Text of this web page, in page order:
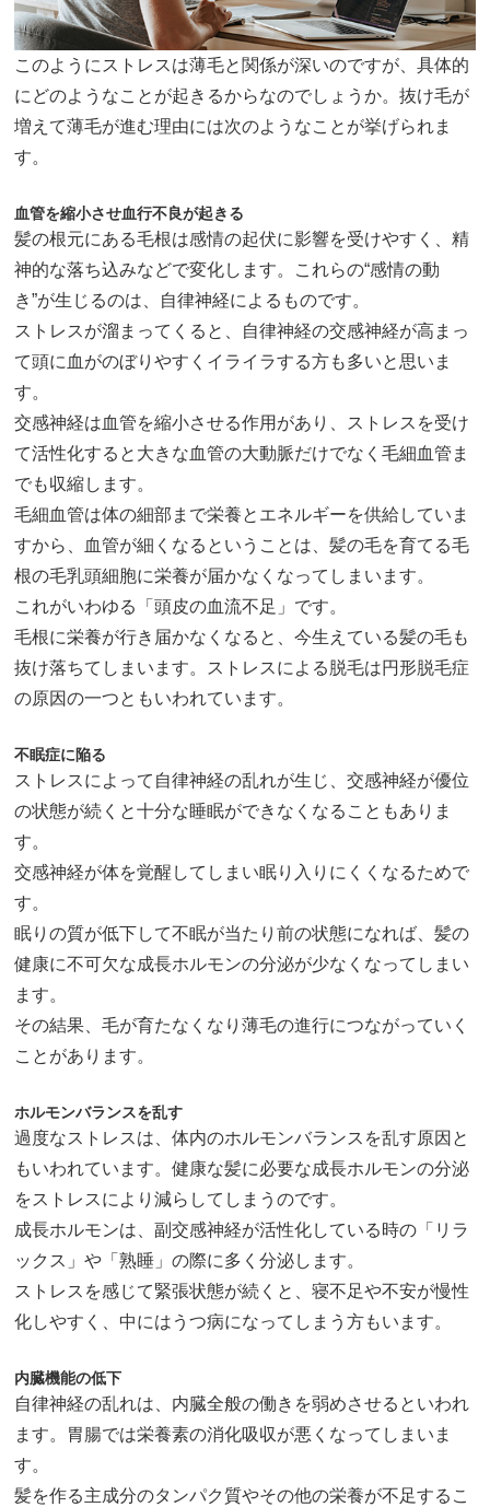
このようにストレスは薄毛と関係が深いのですが、具体的
にどのようなことが起きるからなのでしょうか。抜け毛が
増えて薄毛が進む理由には次のようなことが挙げられま
す。
血管を縮小させ血行不良が起きる
髪の根元にある毛根は感情の起伏に影響を受けやすく、精
神的な落ち込みなどで変化します。これらの“感情の動
き”が生じるのは、自律神経によるものです。
ストレスが溜まってくると、自律神経の交感神経が高まっ
て頭に血がのぼりやすくイライラする方も多いと思いま
す。
交感神経は血管を縮小させる作用があり、ストレスを受け
て活性化すると大きな血管の大動脈だけでなく毛細血管ま
でも収縮します。
毛細血管は体の細部まで栄養とエネルギーを供給していま
すから、血管が細くなるということは、髪の毛を育てる毛
根の毛乳頭細胞に栄養が届かなくなってしまいます。
これがいわゆる「頭皮の血流不足」です。
毛根に栄養が行き届かなくなると、今生えている髪の毛も
抜け落ちてしまいます。ストレスによる脱毛は円形脱毛症
の原因の一つともいわれています。
不眠症に陥る
ストレスによって自律神経の乱れが生じ、交感神経が優位
の状態が続くと十分な睡眠ができなくなることもありま
す。
交感神経が体を覚醒してしまい眠り入りにくくなるためで
す。
眠りの質が低下して不眠が当たり前の状態になれば、髪の
健康に不可欠な成長ホルモンの分泌が少なくなってしまい
ます。
その結果、毛が育たなくなり薄毛の進行につながっていく
ことがあります。
ホルモンバランスを乱す
過度なストレスは、体内のホルモンバランスを乱す原因と
もいわれています。健康な髪に必要な成長ホルモンの分泌
をストレスにより減らしてしまうのです。
成長ホルモンは、副交感神経が活性化している時の「リラ
ックス」や「熟睡」の際に多く分泌します。
ストレスを感じて緊張状態が続くと、寝不足や不安が慢性
化しやすく、中にはうつ病になってしまう方もいます。
内臓機能の低下
自律神経の乱れは、内臓全般の働きを弱めさせるといわれ
ます。胃腸では栄養素の消化吸収が悪くなってしまいま
す。
髪を作る主成分のタンパク質やその他の栄養が不足するこ